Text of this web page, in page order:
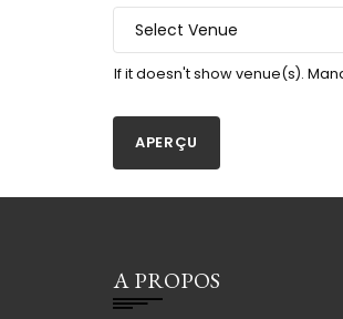
If it doesn't show venue(s).
A PROPOS